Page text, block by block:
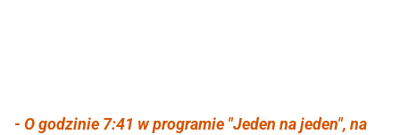
- O godzinie 7:41 w programie "Jeden na jeden", na